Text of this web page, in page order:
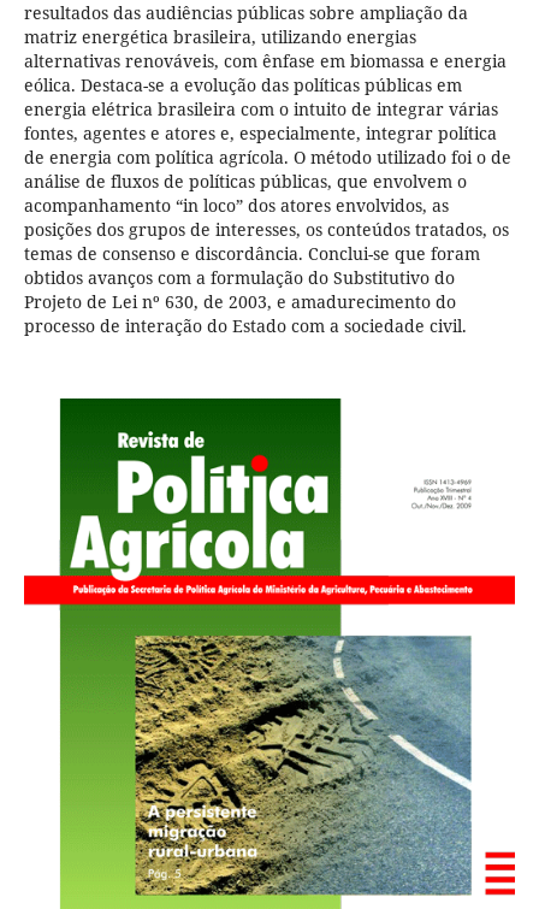
resultados das audiências públicas sobre ampliação da
matriz energética brasileira, utilizando energias
alternativas renováveis, com ênfase em biomassa e energia
eólica. Destaca-se a evolução das políticas públicas em
energia elétrica brasileira com o intuito de integrar várias
fontes, agentes e atores e, especialmente, integrar política
de energia com política agrícola. O método utilizado foi o de
análise de fluxos de políticas públicas, que envolvem o
acompanhamento “in loco” dos atores envolvidos, as
posições dos grupos de interesses, os conteúdos tratados, os
temas de consenso e discordância. Conclui-se que foram
obtidos avanços com a formulação do Substitutivo do
Projeto de Lei nº 630, de 2003, e amadurecimento do
processo de interação do Estado com a sociedade civil.